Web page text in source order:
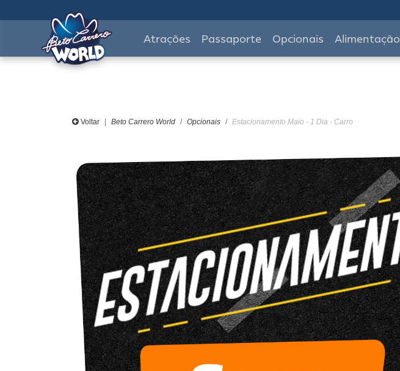
Atrações Passaporte Opcionais Alimentação
Voltar Beto Carrero World Opcionais Estacionamento Maio - 1 Dia - Carro